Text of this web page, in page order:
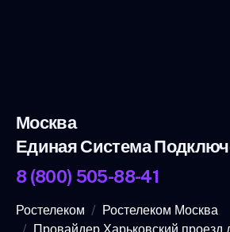
Москва
Единая Система
8 (800) 505-88-41
Ростелеком
Ростелеком Москва